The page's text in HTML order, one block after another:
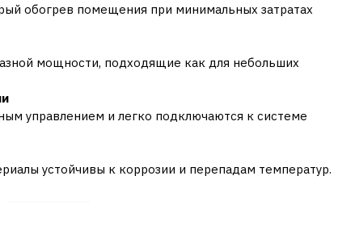
обогрев помещения при минимальных затратах
мощности, подходящие как для небольших
управлением и легко подключаются к системе
устойчивы к коррозии и перепадам температур.